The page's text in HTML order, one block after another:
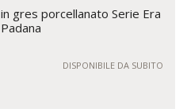
gres porcellanato Serie Era
DISPONIBILE DA SUBITO